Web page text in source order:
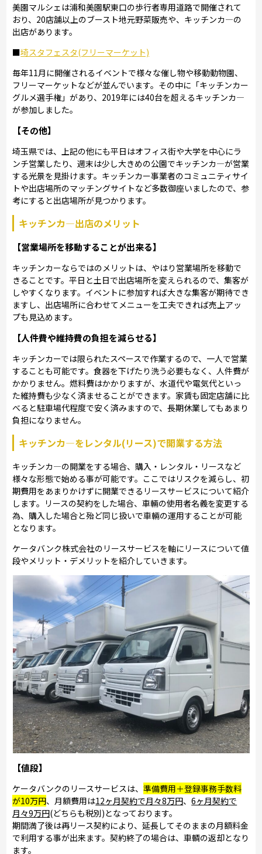
美園マルシェは浦和美園駅東口の歩行者専用道路で開催されて
おり、20店舗以上のブースト地元野菜販売や、キッチンカ―の
出店があります。
■埼スタフェスタ(フリーマーケット)
毎年11月に開催されるイベントで様々な催し物や移動動物園、
フリーマーケットなどが並んでいます。その中に「キッチンカー
グルメ選手権」があり、2019年には40台を超えるキッチンカ―
が参加しました。
【その他】
埼玉県では、上記の他にも平日はオフィス街や大学を中心にラ
ンチ営業したり、週末は少し大きめの公園でキッチンカ―が営業
する光景を見掛けます。キッチンカー事業者のコミュニティサイ
トや出店場所のマッチングサイトなど多数御座いましたので、参
考にすると出店場所が見つかります。
キッチンカ―出店のメリット
【営業場所を移動することが出来る】
キッチンカーならではのメリットは、やはり営業場所を移動で
きることです。平日と土日で出店場所を変えられるので、集客が
しやすくなります。イベントに参加すれば大きな集客が期待でき
ますし、出店場所に合わせてメニューを工夫できれば売上アッ
プも見込めます。
【人件費や維持費の負担を減らせる】
キッチンカーでは限られたスペースで作業するので、一人で営業
することも可能です。食器を下げたり洗う必要もなく、人件費が
かかりません。燃料費はかかりますが、水道代や電気代といっ
た維持費も少なく済ませることができます。家賃も固定店舗に比
べると駐車場代程度で安く済みますので、長期休業してもあまり
負担になりません。
キッチンカ―をレンタル(リース)で開業する方法
キッチンカ―の開業をする場合、購入・レンタル・リースなど
様々な形態で始める事が可能です。ここではリスクを減らし、初
期費用をあまりかけずに開業できるリースサービスについて紹介
します。リースの契約をした場合、車輛の使用者名義を変更する
為、購入した場合と殆ど同じ扱いで車輛の運用することが可能
となります。
ケータバンク株式会社のリースサービスを軸にリースについて値
段やメリット・デメリットを紹介していきます。
【値段】
ケータバンクのリースサービスは、準備費用＋登録事務手数料
が10万円、月額費用は12ヶ月契約で月々8万円、6ヶ月契約で
月々9万円(どちらも税別)となっております。
期間満了後は再リース契約により、延長してそのままの月額料金
で利用する事が出来ます。契約終了の場合は、車輌の返却となり
ます。